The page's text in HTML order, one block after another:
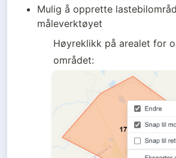
Mulig å opprette
måleverktøyet
Høyreklikk på arealet for
området: